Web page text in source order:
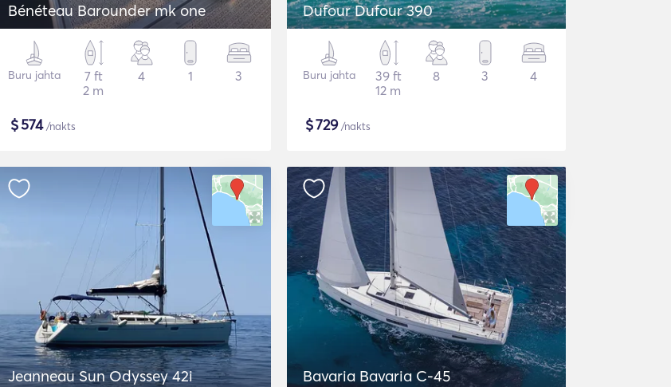
Bénéteau Barounder mk one
Buru jahta
7 ft
2 m
4 1 3
$574/nakts
Dufour Dufour 390
Buru jahta
39 ft
12 m
8 3 4
$729/nakts
Jeanneau Sun Odyssey 42i Bavaria Bavaria C-45